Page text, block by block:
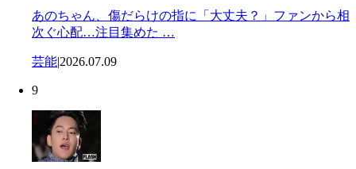
あのちゃん、傷だらけの指に「大丈夫？」ファンから相
次ぐ心配…注目集めた …
芸能|2026.07.09
9